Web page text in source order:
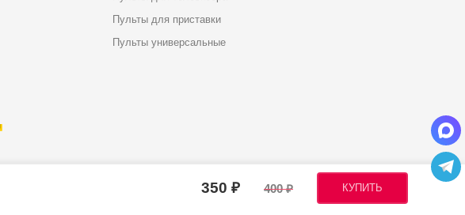
350 400 КУПИТЬ
Пульты для приставки
Пульты универсальные